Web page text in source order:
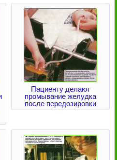
Пациенту делают
промывание желудка
после передозировки